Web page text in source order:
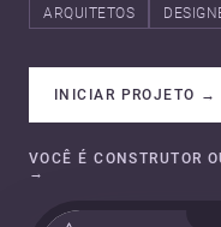
ARQUITETOS
INICIAR PROJETO →
VOCÊ É CONSTRUTOR
→